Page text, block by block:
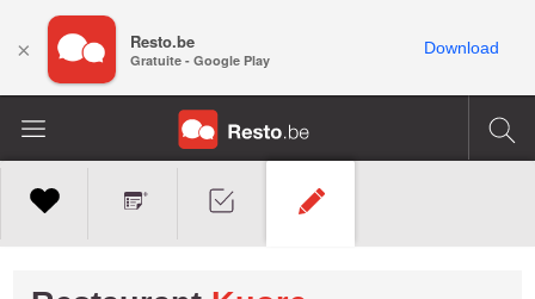
× Resto.be
Gratuite - Google Play
Download